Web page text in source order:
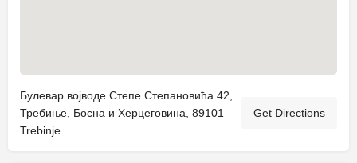
Булевар војводе Степе Степановића 42,
Требиње, Босна и Херцеговина, 89101
Trebinje
Get Directions